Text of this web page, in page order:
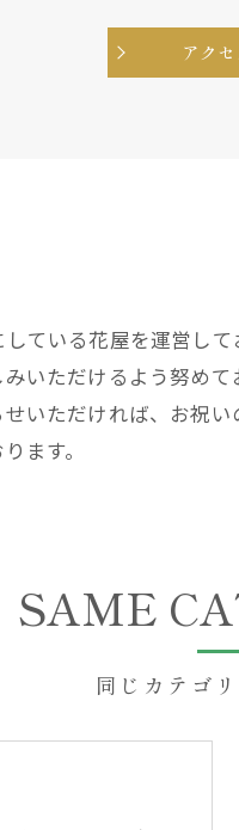
アク
ている花屋を運営し
いただけるよう努め
いただければ、お祝
ます。
同じカテゴ
SAME